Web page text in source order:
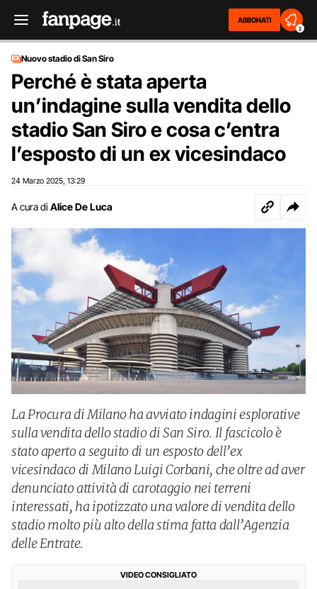
ABBONATI
2
Nuovo stadio di San Siro
Perché è stata aperta
un’indagine sulla vendita dello
stadio San Siro e cosa c’entra
l’esposto di un ex vicesindaco
24 Marzo 2025 13:29
A cura di Alice De Luca
La Procura di Milano ha avviato indagini esplorative
sulla vendita dello stadio di San Siro. Il fascicolo è
stato aperto a seguito di un esposto dell’ex
vicesindaco di Milano Luigi Corbani, che oltre ad aver
denunciato attività di carotaggio nei terreni
interessati, ha ipotizzato una valore di vendita dello
stadio molto più alto della stima fatta dall’Agenzia
delle Entrate.
VIDEO CONSIGLIATO